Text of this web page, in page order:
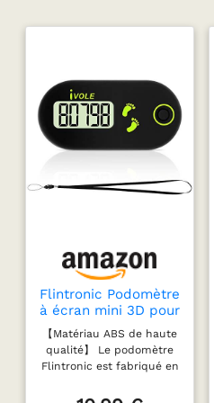
Flintronic Podomètre
à écran mini 3D pour
la marche et le
sport, podomètre
portable avec
cordon de serrage,
【Matériau ABS de haute
qualité】 Le podomètre
Flintronic est fabriqué en
qualité, avec un